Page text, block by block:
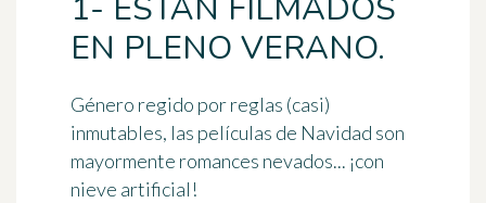
1- ESTÁN FILMADOS
EN PLENO VERANO.
Género regido por reglas (casi)
inmutables, las películas de Navidad son
mayormente romances nevados... ¡con
nieve artificial!